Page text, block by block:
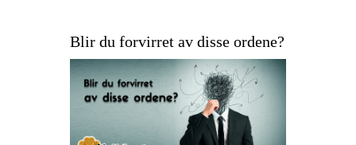
Blir du forvirret av disse ordene?